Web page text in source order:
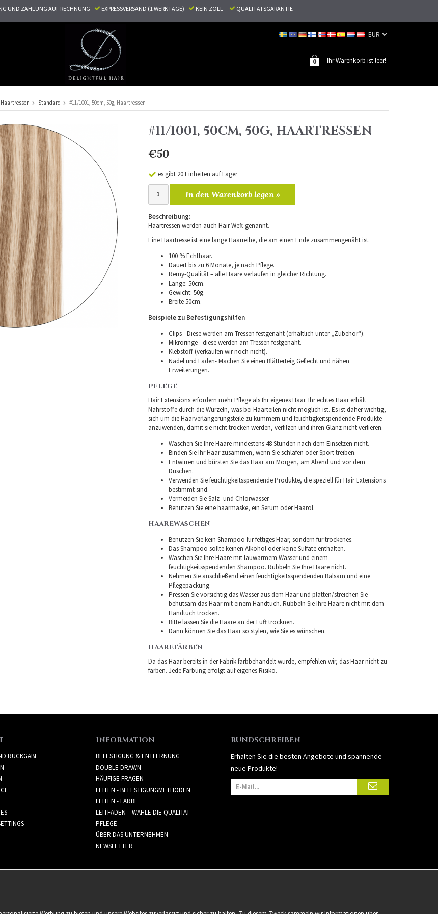
UND ZAHLUNG AUF RECHNUNG EXPRESSVERSAND (1 WERKTAGE) KEIN ZOLL QUALITÄTSGARANTIE
Ihr Warenkorb ist leer!
0
Haartressen Standard #11/1001, 50cm, 50g, Haartressen
#11/1001, 50CM, 50G, HAARTRESSEN
€50
es gibt 20 Einheiten auf Lager
In den Warenkorb legen »
Beschreibung:
Haartressen werden auch Hair Weft genannt.
Eine Haartresse ist eine lange Haarreihe, die am einen Ende zusammengenäht ist.
100 % Echthaar.
Dauert bis zu 6 Monate, je nach Pflege.
Remy-Qualität – alle Haare verlaufen in gleicher Richtung.
Länge: 50cm.
Gewicht: 50g.
Breite 50cm.
Beispiele zu Befestigungshilfen
Clips - Diese werden am Tressen festgenäht (erhältlich unter „Zubehör“).
Mikroringe - diese werden am Tressen festgenäht.
Klebstoff (verkaufen wir noch nicht).
Nadel und Faden- Machen Sie einen Blätterteig Geflecht und nähen
Erweiterungen.
PFLEGE
Hair Extensions erfordern mehr Pflege als Ihr eigenes Haar. Ihr echtes Haar erhält
Nährstoffe durch die Wurzeln, was bei Haarteilen nicht möglich ist. Es ist daher wichtig,
sich um die Haarverlängerungsteile zu kümmern und feuchtigkeitspendende Produkte
anzuwenden, damit sie nicht trocken werden, verfilzen und ihren Glanz nicht verlieren.
Waschen Sie Ihre Haare mindestens 48 Stunden nach dem Einsetzen nicht.
Binden Sie Ihr Haar zusammen, wenn Sie schlafen oder Sport treiben.
Entwirren und bürsten Sie das Haar am Morgen, am Abend und vor dem
Duschen.
Verwenden Sie feuchtigkeitsspendende Produkte, die speziell für Hair Extensions
bestimmt sind.
Vermeiden Sie Salz- und Chlorwasser.
Benutzen Sie eine haarmaske, ein Serum oder Haaröl.
HAAREWASCHEN
Benutzen Sie kein Shampoo für fettiges Haar, sondern für trockenes.
Das Shampoo sollte keinen Alkohol oder keine Sulfate enthalten.
Waschen Sie Ihre Haare mit lauwarmem Wasser und einem
feuchtigkeitsspendenden Shampoo. Rubbeln Sie Ihre Haare nicht.
Nehmen Sie anschließend einen feuchtigkeitsspendenden Balsam und eine
Pflegepackung.
Pressen Sie vorsichtig das Wasser aus dem Haar und plätten/streichen Sie
behutsam das Haar mit einem Handtuch. Rubbeln Sie Ihre Haare nicht mit dem
Handtuch trocken.
Bitte lassen Sie die Haare an der Luft trocknen.
Dann können Sie das Haar so stylen, wie Sie es wünschen.
HAAREFÄRBEN
Da das Haar bereits in der Fabrik farbbehandelt wurde, empfehlen wir, das Haar nicht zu
färben. Jede Färbung erfolgt auf eigenes Risiko.
RÜCKGABE
INFORMATION
BEFESTIGUNG & ENTFERNUNG
DOUBLE DRAWN
HÄUFIGE FRAGEN
LEITEN - BEFESTIGUNGMETHODEN
LEITEN - FARBE
LEITFADEN – WÄHLE DIE QUALITÄT
PFLEGE
ÜBER DAS UNTERNEHMEN
NEWSLETTER
RUNDSCHREIBEN
Erhalten Sie die besten Angebote und spannende
neue Produkte!